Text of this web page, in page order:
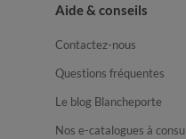
Aide & conseils
Contactez-nous
Questions fréquentes
Le blog Blancheporte
Nos e-catalogues à